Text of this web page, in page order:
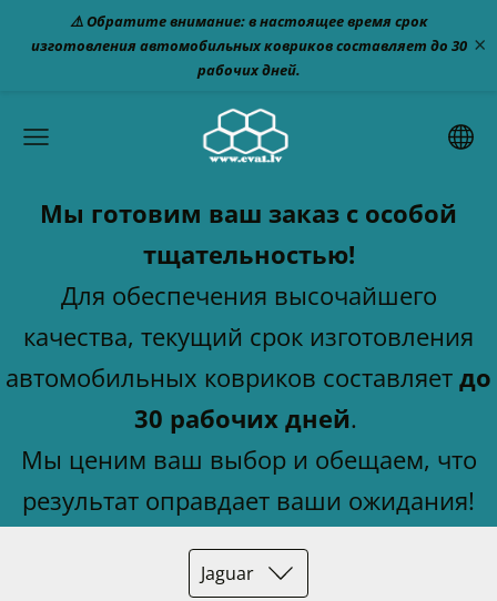
⚠️ Обратите внимание: в настоящее время срок
изготовления автомобильных ковриков составляет до 30
рабочих дней.
×
Мы готовим ваш заказ с особой
тщательностью!
Для обеспечения высочайшего
качества, текущий срок изготовления
автомобильных ковриков составляет до
30 рабочих дней.
Мы ценим ваш выбор и обещаем, что
результат оправдает ваши ожидания!
Jaguar